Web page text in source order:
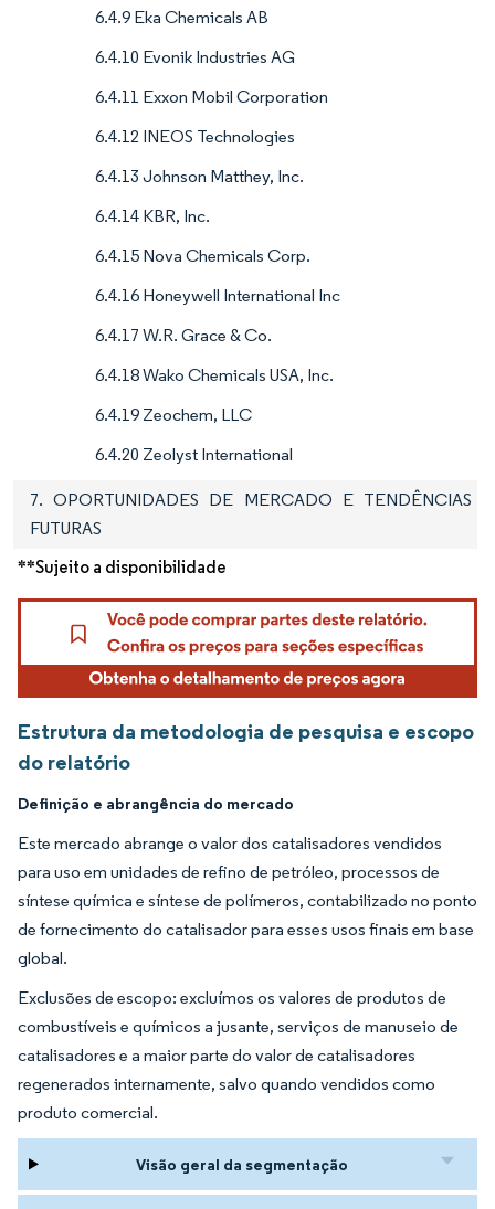
6.4.9 Eka Chemicals AB
6.4.10 Evonik Industries AG
6.4.11 Exxon Mobil Corporation
6.4.12 INEOS Technologies
6.4.13 Johnson Matthey, Inc.
6.4.14 KBR, Inc.
6.4.15 Nova Chemicals Corp.
6.4.16 Honeywell International Inc
6.4.17 W.R. Grace & Co.
6.4.18 Wako Chemicals USA, Inc.
6.4.19 Zeochem, LLC
6.4.20 Zeolyst International
7. OPORTUNIDADES DE MERCADO E TENDÊNCIAS
FUTURAS
**Sujeito a disponibilidade
Estrutura da metodologia de pesquisa e escopo
do relatório
Definição e abrangência do mercado
Este mercado abrange o valor dos catalisadores vendidos
para uso em unidades de refino de petróleo, processos de
síntese química e síntese de polímeros, contabilizado no ponto
de fornecimento do catalisador para esses usos finais em base
global.
Exclusões de escopo: excluímos os valores de produtos de
combustíveis e químicos a jusante, serviços de manuseio de
catalisadores e a maior parte do valor de catalisadores
regenerados internamente, salvo quando vendidos como
produto comercial.
Visão geral da segmentação